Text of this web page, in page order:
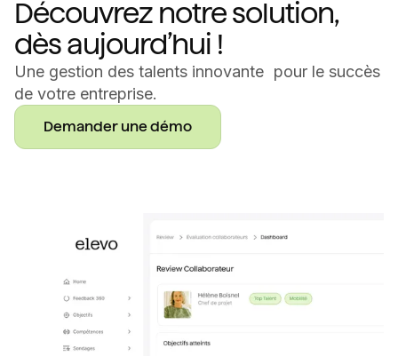
Découvrez notre solution,
dès aujourd’hui !
Une gestion des talents innovante pour le succès
de votre entreprise.
Demander une démo